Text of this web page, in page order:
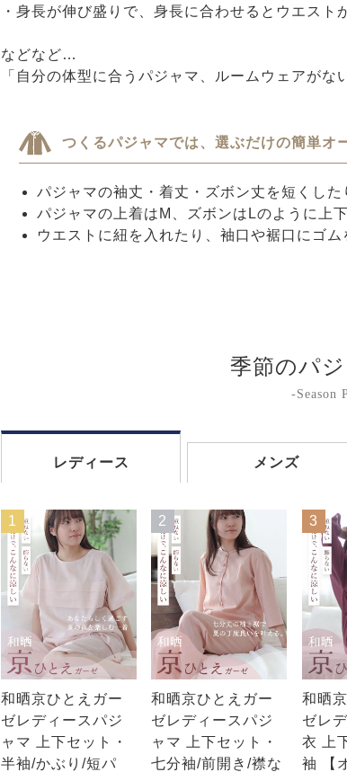
・身長が伸び盛りで、身長に合わせるとウエス
などなど…
「自分の体型に合うパジャマ、ルームウェアが
つくるパジャマでは、選ぶだけの簡単オ
パジャマの袖丈・着丈・ズボン丈を短くし
パジャマの上着はM、ズボンはLのように上
ウエストに紐を入れたり、袖口や裾口にゴ
季節のパ
-Season
レディース メンズ
1
和晒京ひとえガー
ゼレディースパジ
ャマ 上下セット・
半袖/かぶり/短パ
2
和晒京ひとえガー
ゼレディースパジ
ャマ 上下セット・
七分袖/前開き/襟な
3
和晒
ゼレ
衣 上
袖 【